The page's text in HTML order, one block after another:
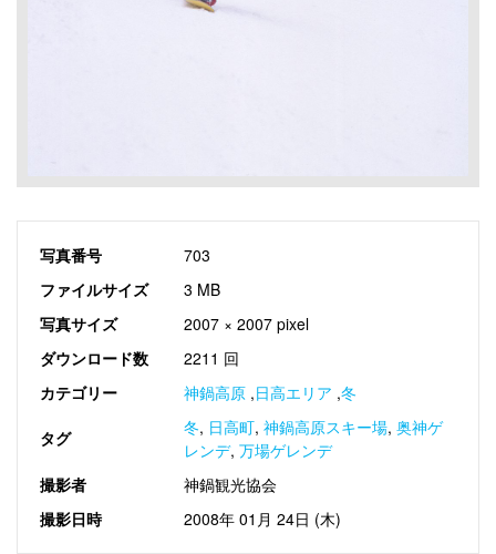
写真番号
703
ファイルサイズ
3 MB
写真サイズ
2007 × 2007 pixel
ダウンロード数
2211 回
カテゴリー
神鍋高原 ,日高エリア ,冬
タグ 冬, 日高町, 神鍋高原スキー場, 奥神ゲ
レンデ, 万場ゲレンデ
撮影者
神鍋観光協会
撮影日時
2008年 01月 24日 (木)